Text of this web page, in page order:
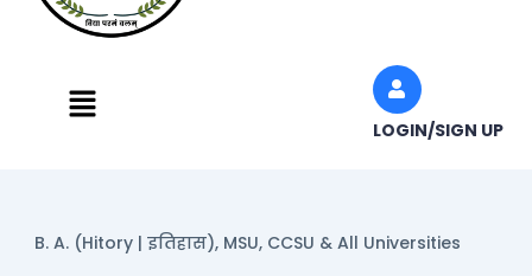
Menu
LOGIN/SIGN UP
B. A. (Hitory | इतिहास), MSU, CCSU & All Universities